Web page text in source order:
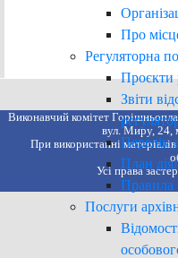
Про
Регуляторна
Проєкти
Звіти
Перелік
План
Правила
Послуги
Виконавчий комітет
вул. Миру, 24,
При використанні
Усі права